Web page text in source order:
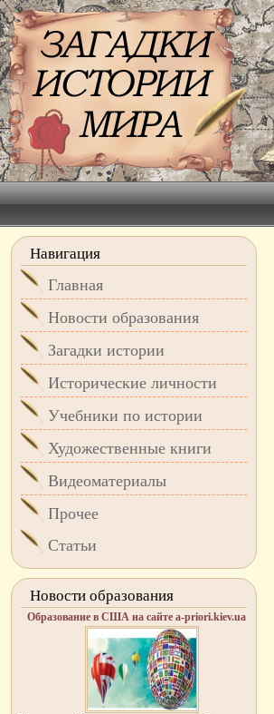
Навигация
Главная
Новости образования
Загадки истории
Исторические личности
Учебники по истории
Художественные книги
Видеоматериалы
Прочее
Статьи
Новости образования
Образование в США на сайте a-priori.kiev.ua